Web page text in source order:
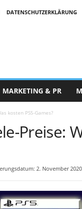
DATENSCHUTZERKLÄRUNG
MARKETING & PR
kosten PS5-Games?
Preise:
2. November 2020